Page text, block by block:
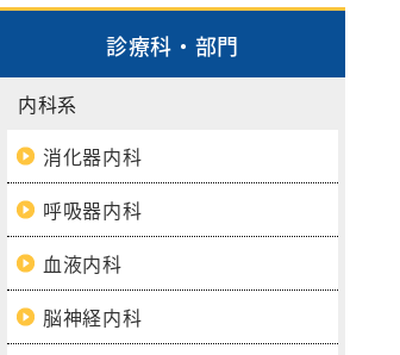
診療科・部門
内科系
消化器内科
呼吸器内科
血液内科
脳神経内科